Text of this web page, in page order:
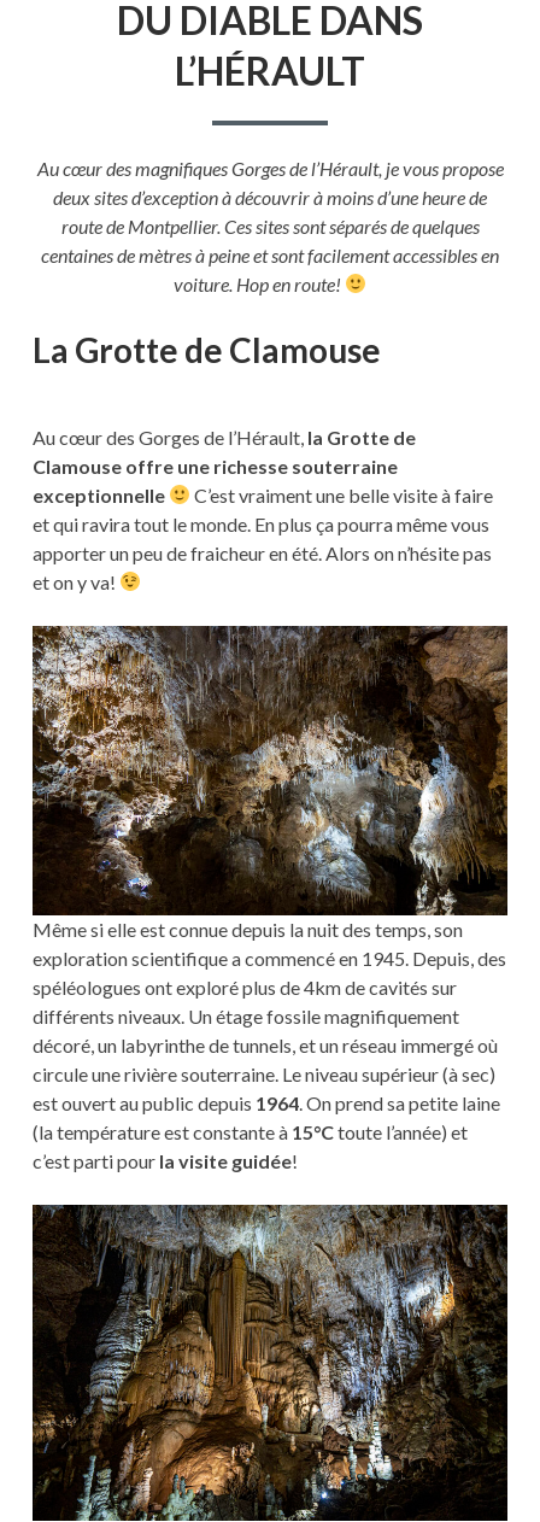
PONT
DU
DIABLE
DU DIABLE DANS
L’HÉRAULT
Au cœur des magnifiques Gorges de l’Hérault, je vous propose
deux sites d’exception à découvrir à moins d’une heure de
route de Montpellier. Ces sites sont séparés de quelques
centaines de mètres à peine et sont facilement accessibles en
voiture. Hop en route!
La Grotte de Clamouse
Au cœur des Gorges de l’Hérault, la Grotte de
Clamouse offre une richesse souterraine
exceptionnelle
C’est vraiment une belle visite à faire
et qui ravira tout le monde. En plus ça pourra même vous
apporter un peu de fraicheur en été. Alors on n’hésite pas
et on y va!
Même si elle est connue depuis la nuit des temps, son
exploration scientifique a commencé en 1945. Depuis, des
spéléologues ont exploré plus de 4km de cavités sur
différents niveaux. Un étage fossile magnifiquement
décoré, un labyrinthe de tunnels, et un réseau immergé où
circule une rivière souterraine. Le niveau supérieur (à sec)
est ouvert au public depuis 1964. On prend sa petite laine
(la température est constante à 15°Ctoute l’année) et
c’est parti pour la visite guidée!